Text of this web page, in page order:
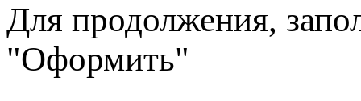
Для продолжения,
"Оформить"